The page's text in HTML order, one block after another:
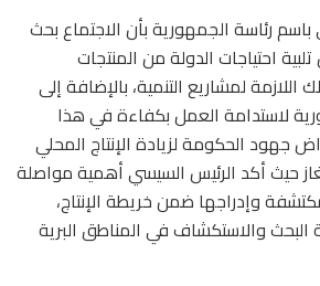
رئاسة الجمهورية بأن الاجتماع بحث
احتياجات الدولة من المنتجات
اللازمة لمشاريع التنمية، بالإضافة إلى
لاستدامة العمل بكفاءة في هذا
جهود الحكومة لزيادة الإنتاج المحلي
حيث أكد الرئيس السيسي أهمية مواصلة
وإدراجها ضمن خريطة الإنتاج،
والاستكشاف في المناطق البرية